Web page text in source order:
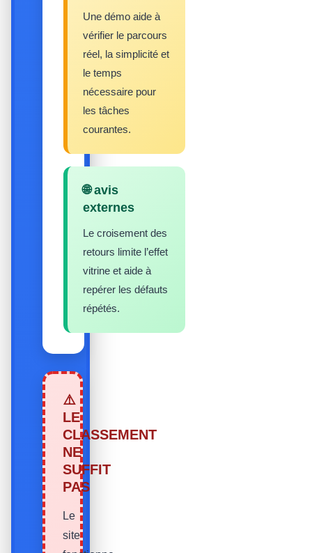
Une démo aide à
vérifier le parcours
réel, la simplicité et
le temps
nécessaire pour
les tâches
courantes.
🌐 avis
externes
Le croisement des
retours limite l’effet
vitrine et aide à
repérer les défauts
répétés.
⚠️
LE
CLASSEMENT
NE
SUFFIT
PAS
Le
site